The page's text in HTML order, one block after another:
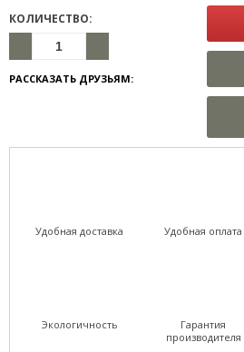
КОЛИЧЕСТВО:
РАССКАЗАТЬ ДРУЗЬЯМ:
Удобная доставка Удобная оплата
Экологичность
Гарантия
производителя